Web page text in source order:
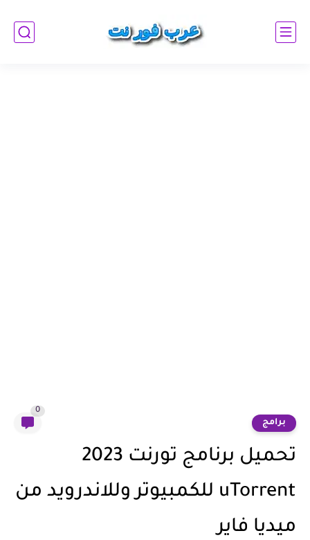
برامج
0
تحميل برنامج تورنت 2023
uTorrent للكمبيوتر وللاندرويد من
ميديا فاير